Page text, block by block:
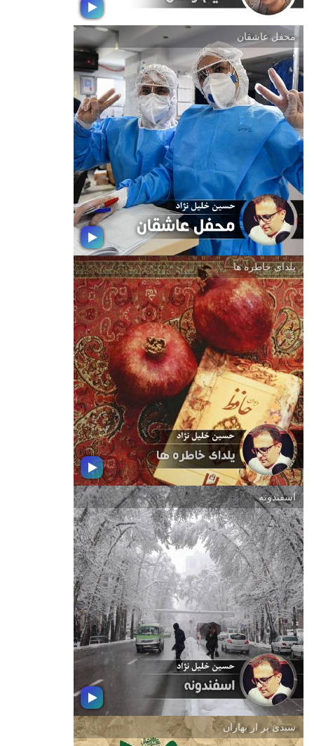
نسیم وصل
به شاد باش فرارسیدن هفته وحدت و
میلاد با سعادت حضرت ختمی مرتبت
محمد مصطفی (ص) به شنیدن بسته
موسیقی نسیم وصل به انتخاب و اجرای
حسین خلیل نژاد تهیه كننده رادیو جوان
دعوتید.
محفل عاشقان
محفل عاشقان
در این روزها و هفته ها و ماه ها بارها
وبارها عبارت كادر درمان را شنیده ایم
.آنها كه با فداكاری و ازجان گذشتگی در
صف اول مبارزه با كرونا قراردارند و با
تمام توان در این راه می كوشند.پزشكان
و پرستاران سربازان پرتلاش خط مقدم
جنگ با كرونا هستند
یلدای خاطره ها
یلدای خاطره ها
در شب یلدای امسال به دور از دورهمی و
مهمانی و به دلیل رعایت دستورالعمل
های بهداشتی با حسین خلیل نژاد همراه
شوید و موسیقی هایی یلدایی را كه انتخاب
كرده است بشنوید
اسفندونه
سبدی پر از بهاران